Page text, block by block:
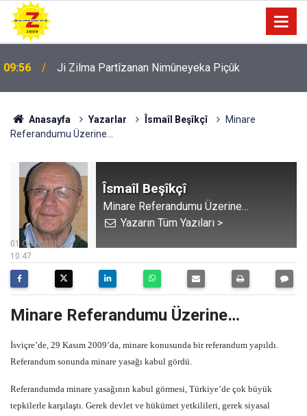
09:56 Ji Zilma Partîzanan Nimûneyeka Piçûk
Anasayfa Yazarlar Îsmaîl Beşîkçî
Minare
Referandumu Üzerine…
Îsmaîl Beşîkçî
Minare Referandumu Üzerine…
Yazarın Tüm Yazıları >
10:47
01 Ocak 2010
Minare Referandumu Üzerine…
İsviçre’de, 29 Kasım 2009’da, minare konusunda bir referandum yapıldı.
Referandum sonunda minare yasağı kabul gördü.
Referandumda minare yasağının kabul görmesi, Türkiye’de çok büyük
tepkilerle karşılaştı. Gerek devlet ve hükümet yetkilileri, gerek siyasal